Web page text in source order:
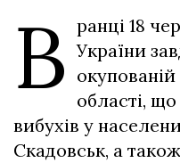
В ранці 18
України
окупованій
області,
вибухів у
Скадовськ, а